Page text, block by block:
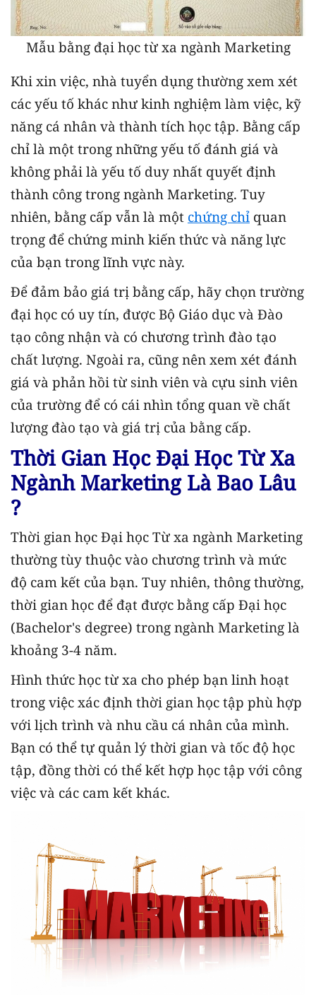
Mẫu bằng đại học từ xa ngành Marketing
Khi xin việc, nhà tuyển dụng thường xem xét
các yếu tố khác như kinh nghiệm làm việc, kỹ
năng cá nhân và thành tích học tập. Bằng cấp
chỉ là một trong những yếu tố đánh giá và
không phải là yếu tố duy nhất quyết định
thành công trong ngành Marketing. Tuy
nhiên, bằng cấp vẫn là một chứng chỉ quan
trọng để chứng minh kiến thức và năng lực
của bạn trong lĩnh vực này.
Để đảm bảo giá trị bằng cấp, hãy chọn trường
đại học có uy tín, được Bộ Giáo dục và Đào
tạo công nhận và có chương trình đào tạo
chất lượng. Ngoài ra, cũng nên xem xét đánh
giá và phản hồi từ sinh viên và cựu sinh viên
của trường để có cái nhìn tổng quan về chất
lượng đào tạo và giá trị của bằng cấp.
Thời Gian Học Đại Học Từ Xa
Ngành Marketing Là Bao Lâu
?
Thời gian học Đại học Từ xa ngành Marketing
thường tùy thuộc vào chương trình và mức
độ cam kết của bạn. Tuy nhiên, thông thường,
thời gian học để đạt được bằng cấp Đại học
(Bachelor's degree) trong ngành Marketing là
khoảng 3-4 năm.
Hình thức học từ xa cho phép bạn linh hoạt
trong việc xác định thời gian học tập phù hợp
với lịch trình và nhu cầu cá nhân của mình.
Bạn có thể tự quản lý thời gian và tốc độ học
tập, đồng thời có thể kết hợp học tập với công
việc và các cam kết khác.